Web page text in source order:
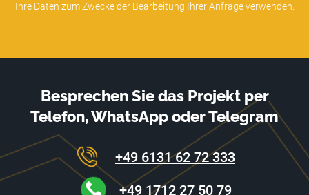
Ihre Daten zum Zwecke der Bearbeitung Ihrer Anfrage verwenden.
Besprechen Sie das Projekt per
Telefon, WhatsApp oder Telegram
+49 6131 62 72 333
+49 1712 27 50 79